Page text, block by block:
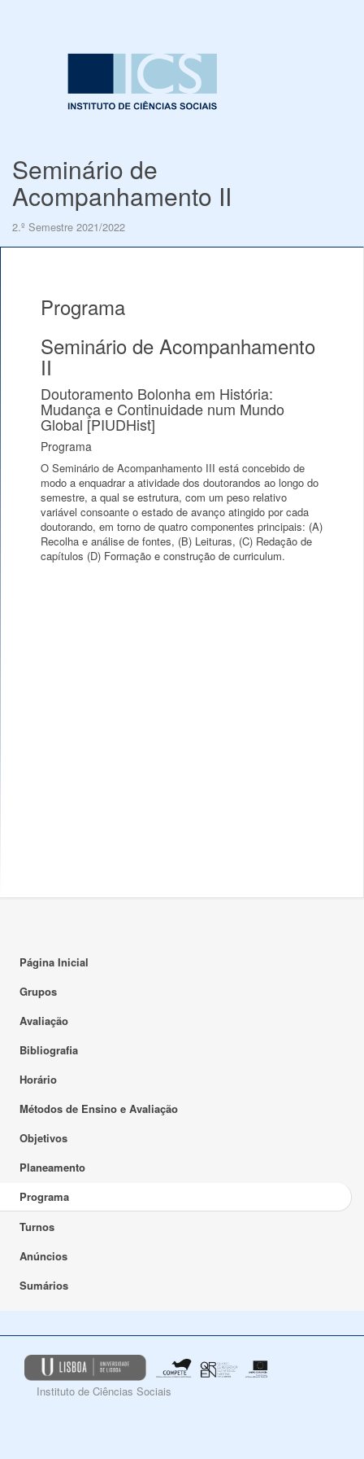
Seminário de
Acompanhamento II
2.º Semestre 2021/2022
Programa
Seminário de Acompanhamento
II
Doutoramento Bolonha em História:
Mudança e Continuidade num Mundo
Global [PIUDHist]
Programa
O Seminário de Acompanhamento III está concebido de
modo a enquadrar a atividade dos doutorandos ao longo do
semestre, a qual se estrutura, com um peso relativo
variável consoante o estado de avanço atingido por cada
doutorando, em torno de quatro componentes principais: (A)
Recolha e análise de fontes, (B) Leituras, (C) Redação de
capítulos (D) Formação e construção de curriculum.
Página Inicial
Grupos
Avaliação
Bibliografia
Horário
Métodos de Ensino e Avaliação
Objetivos
Planeamento
Programa
Turnos
Anúncios
Sumários
Instituto de Ciências Sociais